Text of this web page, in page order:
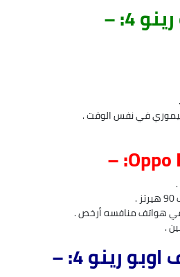
4: –
في نفس الوقت .
.
في هواتف منافسه أرخص .
.
رينو 4: –